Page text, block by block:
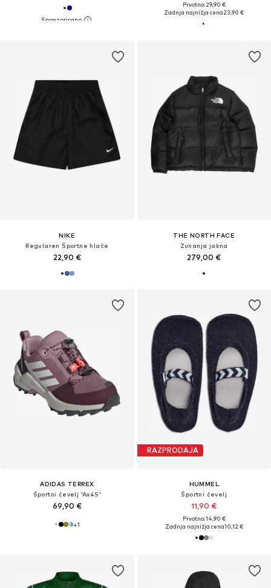
Prvotno: 29,90 €
Zadnja najnižja cena23,90 €
NIKE
Regularen Športne hlače
22,90 €
THE NORTH FACE
Zunanja jakna
279,00 €
ADIDAS TERREX
Športni čevelj 'Ax4S'
69,90 €
+1
RAZPRODAJA
HUMMEL
Športni čevelj
11,90 €
Prvotno: 14,90 €
Zadnja najnižja cena10,12 €